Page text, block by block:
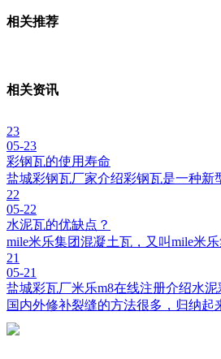
相关推荐
相关资讯
23
05-23
彩钢瓦的使用寿命
盐城彩钢瓦厂家介绍彩钢瓦是一种
22
05-22
水泥瓦的优缺点？
mile米乐集团混凝土瓦，又叫mile米
21
05-21
盐城彩瓦厂米乐m8在线注册介绍水
国内外修补裂缝的方法很多，归纳